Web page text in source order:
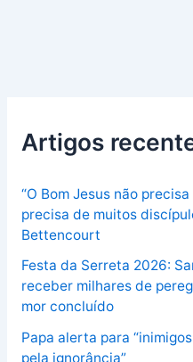
Artigos
“O Bom Jesus não
precisa de muitos
Bettencourt
Festa da Serreta 2026:
receber milhares de
mor concluído
Papa alerta para
pela ignorância”